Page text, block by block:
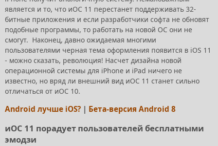
является и то, что иОС 11 перестанет поддерживать 32-
битные приложения и если разработчики софта не обновят
подобные программы, то работать на новой ОС они не
смогут. Наконец, давно ожидаемая многими
пользователями черная тема оформления появится в iOS 11
- можно сказать, революция! Насчет дизайна новой
операционной системы для iPhone и iPad ничего не
известно, но вряд ли внешний вид иОС 11 станет сильно
отличаться от иОС 10.
Android лучше iOS? | Бета-версия Android 8
иОС 11 порадует пользователей бесплатными
эмодзи